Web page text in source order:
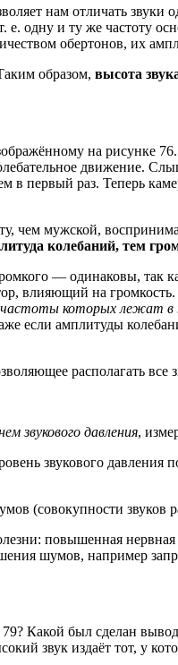
нам отличать
одну и ту же частоту
обертонов, их
образом, высота
на
движение.
первый раз. Теперь
колебаний, тем
— одинаковы, так
на громкость.
частоты которых лежат в
если амплитуды
располагать
звукового давления,
звукового
(совокупности
повышенная нервная
шумов, например
Какой был сделан вывод
звук издаёт тот, у